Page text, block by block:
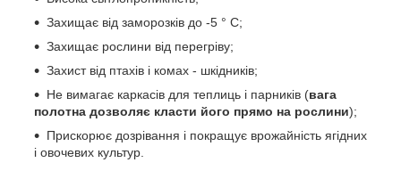
Захищає від заморозків до -5 ° С;
Захищає рослини від перегріву;
Захист від птахів і комах - шкідників;
Не вимагає каркасів для теплиць і парників (вага
полотна дозволяє класти його прямо на рослини);
Прискорює дозрівання і покращує врожайність ягідних
і овочевих культур.